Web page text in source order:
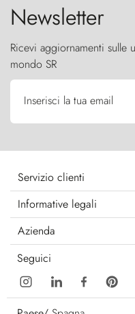
Newsletter
Ricevi aggiornamenti
mondo SR
Inserisci la tua email
Servizio clienti
Informative legali
Azienda
Seguici